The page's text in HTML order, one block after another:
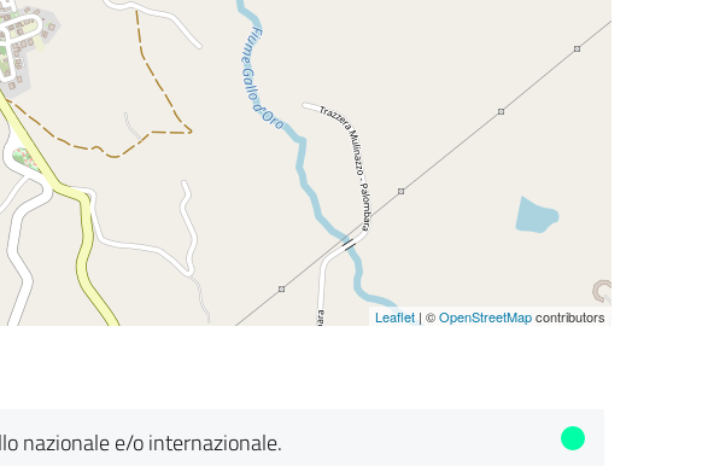
Leaflet | ©OpenStreetMapcontributors
nazionale e/o internazionale.